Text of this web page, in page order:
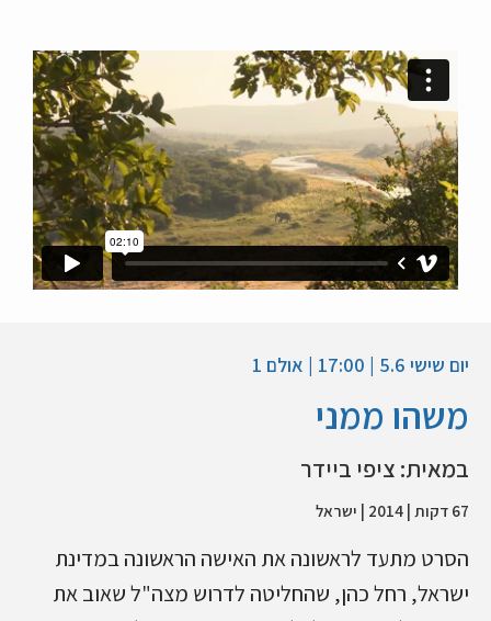
יום שישי 5.6 | 17:00 | אולם 1
משהו ממני
במאית: ציפי ביידר
67 דקות | 2014 | ישראל
הסרט מתעד לראשונה את האישה הראשונה במדינת
ישראל, רחל כהן, שהחליטה לדרוש מצה"ל שאוב את